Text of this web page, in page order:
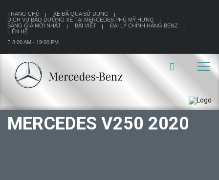
TRANG CHỦ
XE ĐÃ QUA SỬ DỤNG
DỊCH VỤ BÃO DƯỠNG XE TẠI MERCEDES PHÚ MỸ HƯNG
BẢNG GIÁ MỚI NHẤT
BÀI VIẾT
ĐẠI LÝ CHÍNH HÃNG BENZ
LIÊN HỆ
8:00 AM - 19:00 PM
MERCEDES V250 2020